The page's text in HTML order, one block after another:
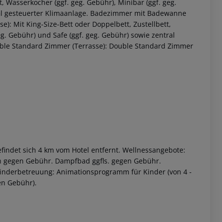
(ggf. geg. Gebühr), Minibar (ggf. geg.
gesteuerter Klimaanlage. Badezimmer mit Badewanne
Mit King-Size-Bett oder Doppelbett, Zustellbett,
Gebühr) und Safe (ggf. geg. Gebühr) sowie zentral
Standard Zimmer (Terrasse): Double Standard Zimmer
sich 4 km vom Hotel entfernt. Wellnessangebote:
Gebühr. Dampfbad ggfls. gegen Gebühr.
Animationsprogramm für Kinder (von 4 -
Gebühr).